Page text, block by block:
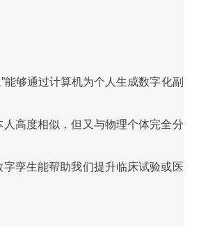
能够通过计算机为个人生成数字化副
高度相似，但又与物理个体完全分
孪生能帮助我们提升临床试验或医